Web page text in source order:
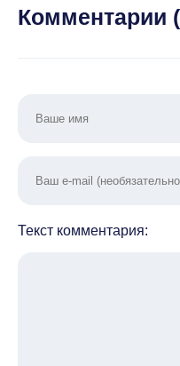
Комментарии (
Текст комментария: